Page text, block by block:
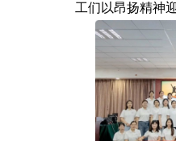
工们以昂扬精神